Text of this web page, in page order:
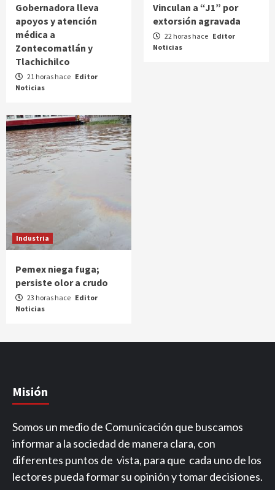
Gobernadora lleva
apoyos y atención
médica a
Zontecomatlán y
Tlachichilco
21 horas hace Editor
Noticias
Vinculan a “J1” por
extorsión agravada
22 horas hace Editor
Noticias
Industria
Pemex niega fuga;
persiste olor a crudo
23 horas hace Editor
Noticias
Misión
Somos un medio de Comunicación que buscamos
informar a la sociedad de manera clara, con
diferentes puntos de vista, para que cada uno de los
lectores pueda formar su opinión y tomar decisiones.